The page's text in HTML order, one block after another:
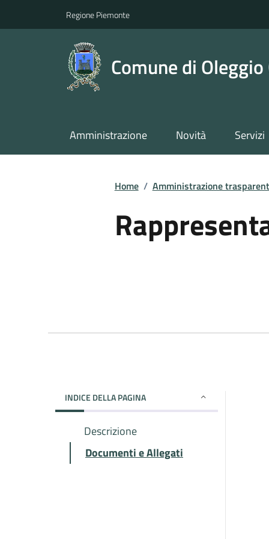
Regione Piemonte
Comune di
Amministrazione Novità Servizi
Home / Amministrazione
INDICE DELLA PAGINA
Descrizione
Documenti e Allegati